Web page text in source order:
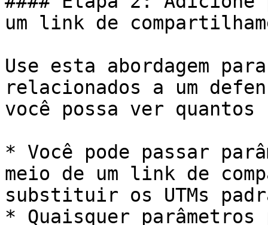
um link de
Use esta abordagem
relacionados a um
você possa ver
* Você pode passar
meio de um link de
substituir os UTMs
* Quaisquer parâmetros